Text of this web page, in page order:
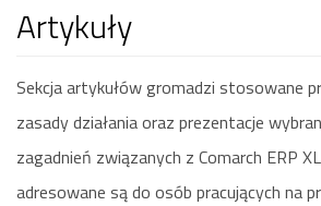
Artykuły
Sekcja artykułów gromadzi stosowane
zasady działania oraz prezentacje
zagadnień związanych z Comarch ERP
adresowane są do osób pracujących na